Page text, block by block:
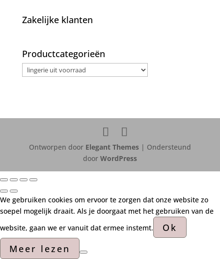
Zakelijke klanten
Productcategorieën
Ontworpen door Elegant Themes| Ondersteund
door WordPress
We gebruiken cookies om ervoor te zorgen dat onze website zo
soepel mogelijk draait. Als je doorgaat met het gebruiken van de
website, gaan we er vanuit dat ermee instemt.
Ok
Meer lezen